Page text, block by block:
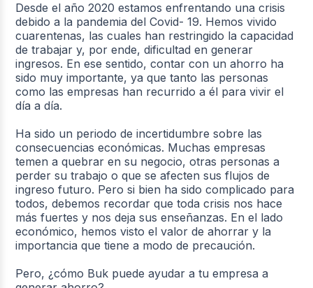
Desde el año 2020 estamos enfrentando una crisis
debido a la pandemia del Covid- 19. Hemos vivido
cuarentenas, las cuales han restringido la capacidad
de trabajar y, por ende, dificultad en generar
ingresos. En ese sentido, contar con un ahorro ha
sido muy importante, ya que tanto las personas
como las empresas han recurrido a él para vivir el
día a día.
Ha sido un periodo de incertidumbre sobre las
consecuencias económicas. Muchas empresas
temen a quebrar en su negocio, otras personas a
perder su trabajo o que se afecten sus flujos de
ingreso futuro. Pero si bien ha sido complicado para
todos, debemos recordar que toda crisis nos hace
más fuertes y nos deja sus enseñanzas. En el lado
económico, hemos visto el valor de ahorrar y la
importancia que tiene a modo de precaución.
Pero, ¿cómo Buk puede ayudar a tu empresa a